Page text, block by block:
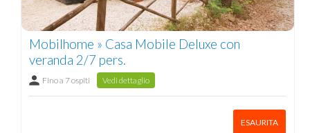
Mobilhome » Casa Mobile Deluxe con
veranda 2/7 pers.
Fino a 7 ospiti Vedi dettaglio
ESAURITA